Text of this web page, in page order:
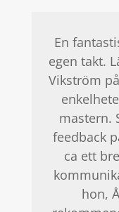
En
egen takt.
Vikström
mastern.
feedback
ca ett
hon,